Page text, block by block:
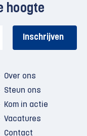
hoogte
Over ons
Steun ons
Kom in actie
Vacatures
Contact